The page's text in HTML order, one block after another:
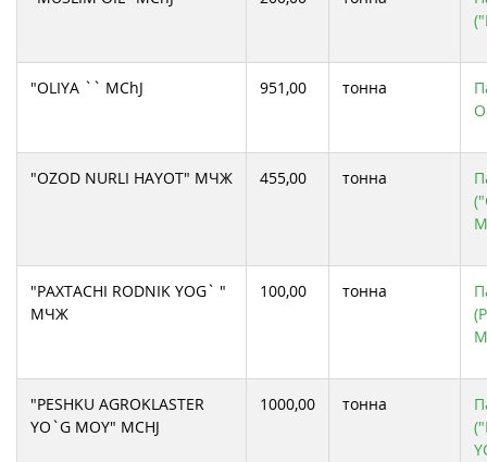
"OLIYA `` MChJ 951,00 тонна
"OZOD NURLI HAYOT" МЧЖ 455,00 тонна
"PAXTACHI RODNIK YOG` "
МЧЖ
100,00 тонна
"PESHKU AGROKLASTER
YO`G MOY" MCHJ
1000,00 тонна